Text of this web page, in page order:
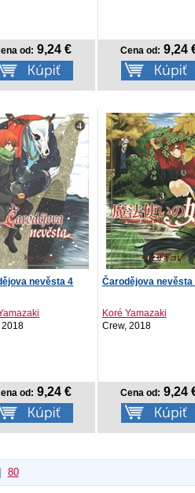
od: 9,24 € Cena od: 9,24
nevěsta 4
2018
od: 9,24 €
Čarodějova nevěsta
Koré Yamazaki
Crew, 2018
Cena od: 9,24
80